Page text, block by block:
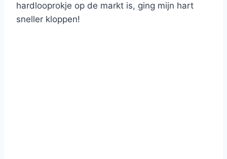
hardlooprokje op de markt is, ging mijn hart
sneller kloppen!